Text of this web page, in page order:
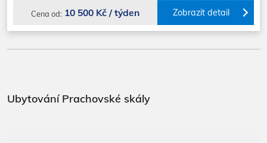
Cena od: 10 500 Kč / týden Zobrazit detail
Ubytování Prachovské skály